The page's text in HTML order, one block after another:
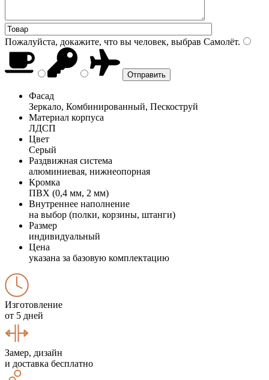
Пожалуйста, докажите, что вы человек, выбрав Самолёт.
Фасад
Зеркало, Комбинированный, Пескоструй
Материал корпуса
ЛДСП
Цвет
Серый
Раздвижная система
алюминиевая, нижнеопорная
Кромка
ПВХ (0,4 мм, 2 мм)
Внутреннее наполнение
на выбор (полки, корзины, штанги)
Размер
индивидуальный
Цена
указана за базовую комплектацию
Изготовление
от 5 дней
Замер, дизайн
и доставка бесплатно